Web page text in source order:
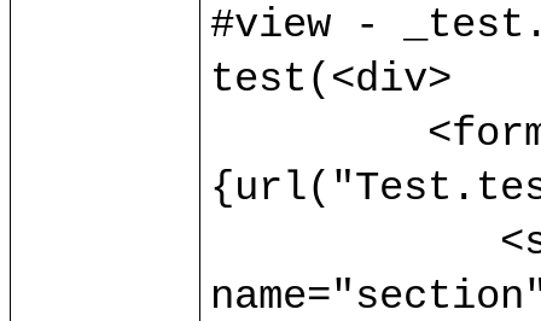
#view -
test(<div>